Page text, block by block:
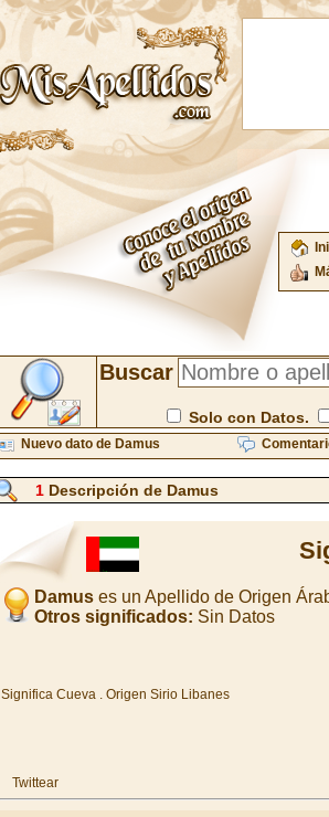
Buscar
Solo con Datos.
Nuevo dato de Damus
1Descripción de Damus
Damus es un Apellido de Origen
Otros significados: Sin Datos
Significa Cueva . Origen Sirio Libanes
Twittear